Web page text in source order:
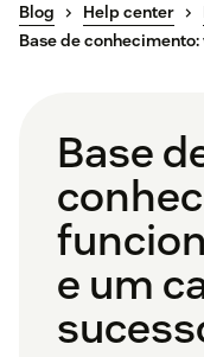
Blog Help center
Base de
Base
e um